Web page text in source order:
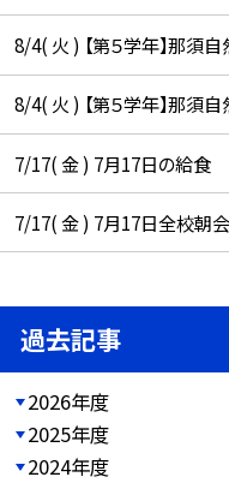
8/4( 火 ) 【第５学年】那須
8/4( 火 ) 【第５学年】那須
7/17( 金 ) 7月17日の給食
7/17( 金 ) 7月17日全校朝会
過去記事
2026年度
2025年度
2024年度